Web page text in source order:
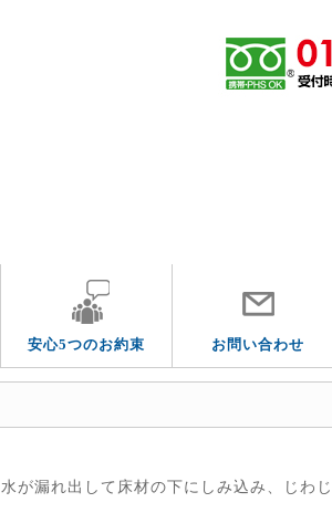
安心5つのお約束 お問い合わせ
が漏れ出して床材の下にしみ込み、じわじ